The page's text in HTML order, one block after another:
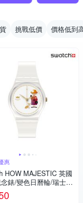
挑戰低價 價格低到
惠
HOW MAJESTIC 英國
錶/變色日曆輪/瑞士製
(34mm)